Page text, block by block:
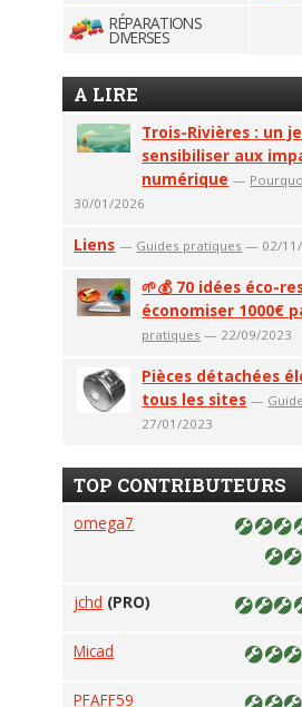
RÉPARATIONS
DIVERSES
A LIRE
Trois-Rivières : un
sensibiliser aux
numérique —
30/01/2026
Liens — Guides pratiques — 02/
🌱💰 70 idées éco-
économiser 1000€
pratiques — 22/09/2023
Pièces détachées
tous les sites —
27/01/2023
TOP CONTRIBUTEURS
omega7
jchd (PRO)
Micad
PFAFF59